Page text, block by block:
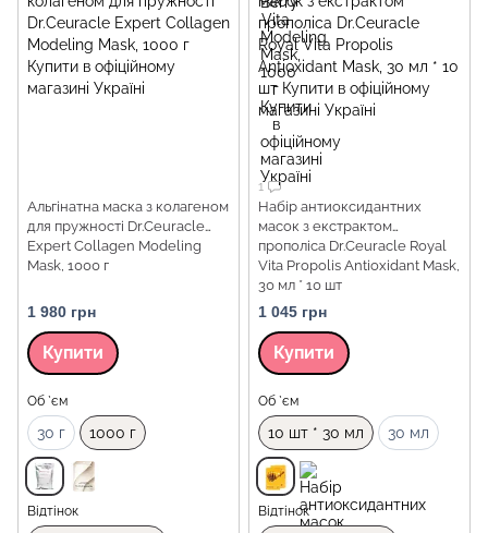
Альгінатна маска з колагеном
для пружності Dr.Ceuracle
Expert Collagen Modeling
Mask, 1000 г
1 980 грн
Купити
Об `єм
30 г 1000 г
Відтінок
1
Набір антиоксидантних
масок з екстрактом
прополіса Dr.Ceuracle Royal
Vita Propolis Antioxidant Mask,
30 мл * 10 шт
1 045 грн
Купити
Об `єм
10 шт * 30 мл 30 мл
Відтінок